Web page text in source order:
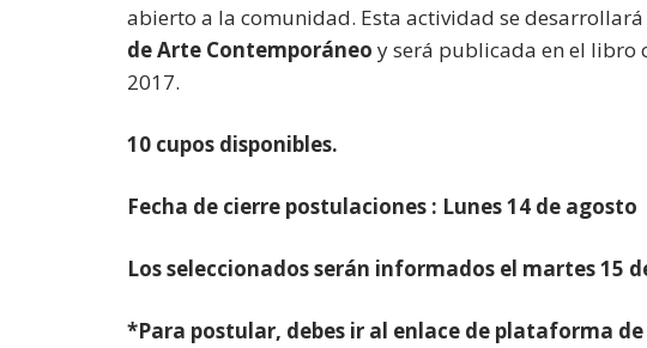
abierto a la comunidad. Esta actividad se desarrollará
de Arte Contemporáneo y será publicada en el libro
2017.
10 cupos disponibles.
Fecha de cierre postulaciones : Lunes 14 de agosto
Los seleccionados serán informados el martes 15
*Para postular, debes ir al enlace de plataforma